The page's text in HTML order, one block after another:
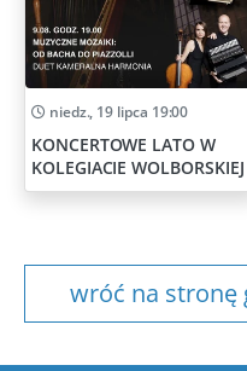
niedz., 19 lipca 19:00
KONCERTOWE LATO W
KOLEGIACIE WOLBORSKIEJ
wróć na stronę